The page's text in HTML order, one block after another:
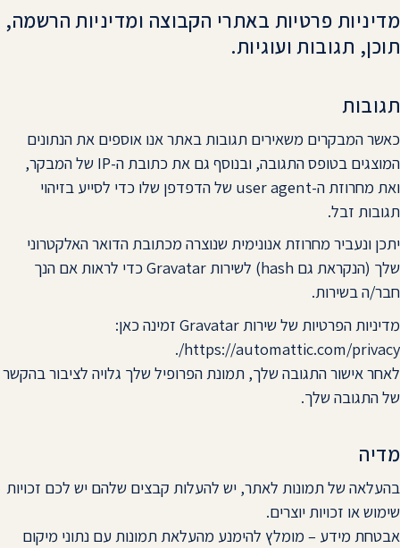
מדיניות פרטיות באתרי הקבוצה ומדיניות הרשמה,
תוכן, תגובות ועוגיות.
תגובות
כאשר המבקרים משאירים תגובות באתר אנו אוספים את הנתונים
המוצגים בטופס התגובה, ובנוסף גם את כתובת ה-IP של המבקר,
ואת מחרוזת ה-user agent של הדפדפן שלו כדי לסייע בזיהוי
תגובות זבל.
יתכן ונעביר מחרוזת אנונימית שנוצרה מכתובת הדואר האלקטרוני
שלך (הנקראת גם hash) לשירות Gravatar כדי לראות אם הנך
חבר/ה בשירות.
מדיניות הפרטיות של שירות Gravatar זמינה כאן:
https://automattic.com/privacy/.
לאחר אישור התגובה שלך, תמונת הפרופיל שלך גלויה לציבור בהקשר
של התגובה שלך.
מדיה
בהעלאה של תמונות לאתר, יש להעלות קבצים שלהם יש לכם זכויות
שימוש או זכויות יוצרים.
אבטחת מידע – מומלץ להימנע מהעלאת תמונות עם נתוני מיקום